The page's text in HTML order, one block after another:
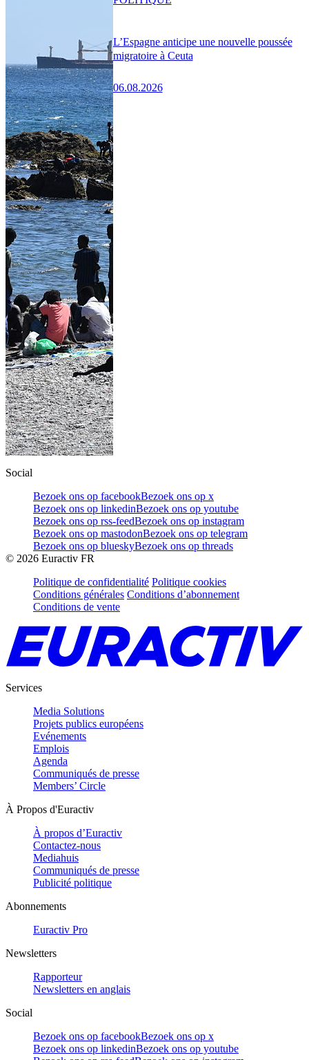
L’Espagne anticipe une nouvelle poussée
migratoire à Ceuta
06.08.2026
Social
Bezoek ons op facebookBezoek ons op x
Bezoek ons op linkedinBezoek ons op youtube
Bezoek ons op rss-feedBezoek ons op instagram
Bezoek ons op mastodonBezoek ons op telegram
Bezoek ons op blueskyBezoek ons op threads
© 2026 Euractiv FR
Politique de confidentialité Politique cookies
Conditions générales Conditions d’abonnement
Conditions de vente
Services
Media Solutions
Projets publics européens
Evénements
Emplois
Agenda
Communiqués de presse
Members’ Circle
À Propos d'Euractiv
À propos d’Euractiv
Contactez-nous
Mediahuis
Communiqués de presse
Publicité politique
Abonnements
Euractiv Pro
Newsletters
Rapporteur
Newsletters en anglais
Social
Bezoek ons op facebookBezoek ons op x
Bezoek ons op linkedinBezoek ons op youtube